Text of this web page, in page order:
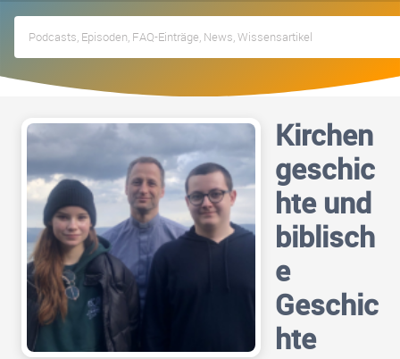
Kirchen
geschic
hte und
biblisch
e
Geschic
hte